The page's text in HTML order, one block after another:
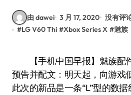
由 dawei 3 月 17, 2020 没有评
#LG V60 Thi #Xbox Series X #魅族
【手机中国早报】魅族配件官方微博发布新品
预告并配文：明天起，向游戏
此次的新品是一条“L”型的数